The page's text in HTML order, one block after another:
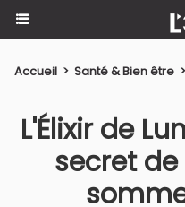
Accueil > Santé & Bien être >
L'Élixir de
secret